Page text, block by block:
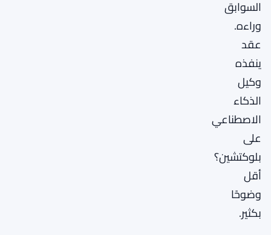
السوابق
وراءه.
عقد
ينفذه
وكيل
الذكاء
الاصطناعي
على
بلوكتشين؟
أقل
وضوحًا
بكثير.